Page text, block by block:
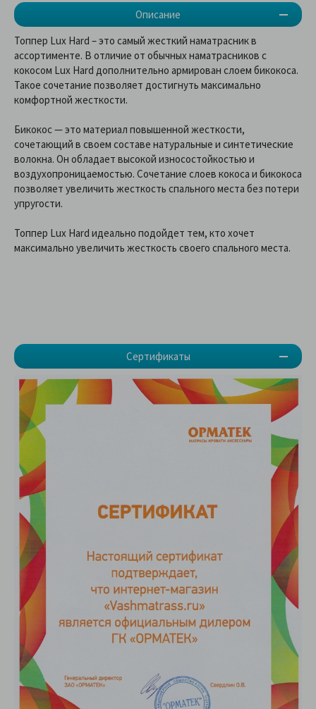
Описание
Сертификаты
Топпер Lux Hard – это самый жесткий наматрасник в
ассортименте. В отличие от обычных наматрасников с
кокосом Lux Hard дополнительно армирован слоем бикокоса.
Такое сочетание позволяет достигнуть максимально
комфортной жесткости.
Бикокос — это материал повышенной жесткости,
сочетающий в своем составе натуральные и синтетические
волокна. Он обладает высокой износостойкостью и
воздухопроницаемостью. Сочетание слоев кокоса и бикокоса
позволяет увеличить жесткость спального места без потери
упругости.
Топпер Lux Hard идеально подойдет тем, кто хочет
максимально увеличить жесткость своего спального места.